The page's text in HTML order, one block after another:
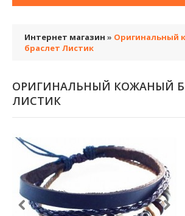
Интернет магазин » Оригинальный
браслет Листик
ОРИГИНАЛЬНЫЙ КОЖАНЫЙ
ЛИСТИК